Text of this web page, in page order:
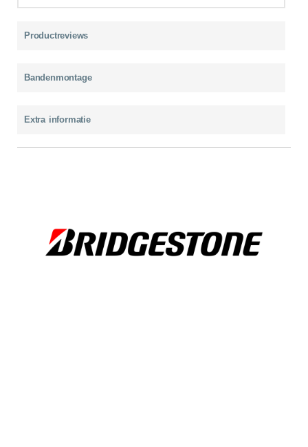
Productreviews
Bandenmontage
Extra informatie